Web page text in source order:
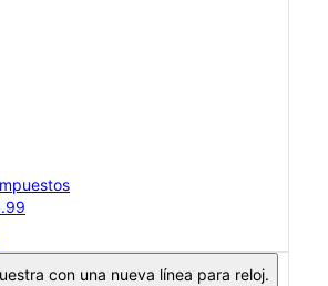
con una nueva línea para reloj.